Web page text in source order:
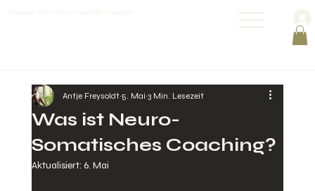
Was ist Neuro-
Somatisches Coaching?
Antje Freysoldt 5. Mai 3 Min. Lesezeit
Aktualisiert: 6. Mai